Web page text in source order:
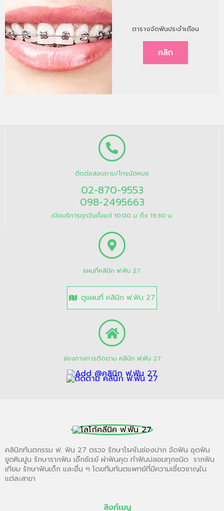
ตารางจัดฟันประจำเดือน
คลิก
ติดต่อสอบถาม/โทรนัดหมอ
02-870-9553
098-2495663
เปิดบริการทุกวันตั้งแต่ 10:00 น. ถึง 19:30 น.
แผนที่คลินิก ฟ.ฟัน 27
ดูแผนที่ คลินิก ฟ.ฟัน 27
ช่องทางการติดตาม คลินิก ฟ.ฟัน 27
คลินิกทันตกรรม ฟ. ฟัน 27 ตรวจ รักษาโรคในช่องปาก จัดฟัน อุดฟัน
ขูดหินปูน รักษารากฟัน เอ๊กซ์เรย์ ผ่าฟันคุด ทำฟันปลอมทุกชนิด รากฟัน
เทียม รักษาฟันเด็ก และอื่น ๆ โดยทีมทันตแพทย์ที่มีความเชี่ยวชาญใน
แต่ละสาขา
ลิงก์เมนู